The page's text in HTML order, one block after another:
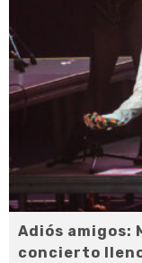
Adiós amigos:
concierto